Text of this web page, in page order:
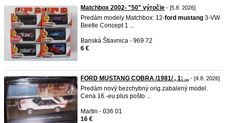
Matchbox 2002- "50" výročie - [5.8. 2026]
Predám modely Matchbox: 12-ford mustang 3-VW
Beetle Concept 1 ...
Banská Štiavnica - 969 72
6 €
FORD MUSTANG COBRA /1981/ , 1: ... - [4.8. 2026]
Predám nový bezchybný orig.zabalený model.
Cena 16.-eu plus pošto ...
Martin - 036 01
16 €